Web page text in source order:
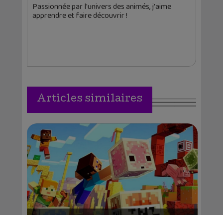
Passionnée par l'univers des animés, j'aime
apprendre et faire découvrir !
Articles similaires